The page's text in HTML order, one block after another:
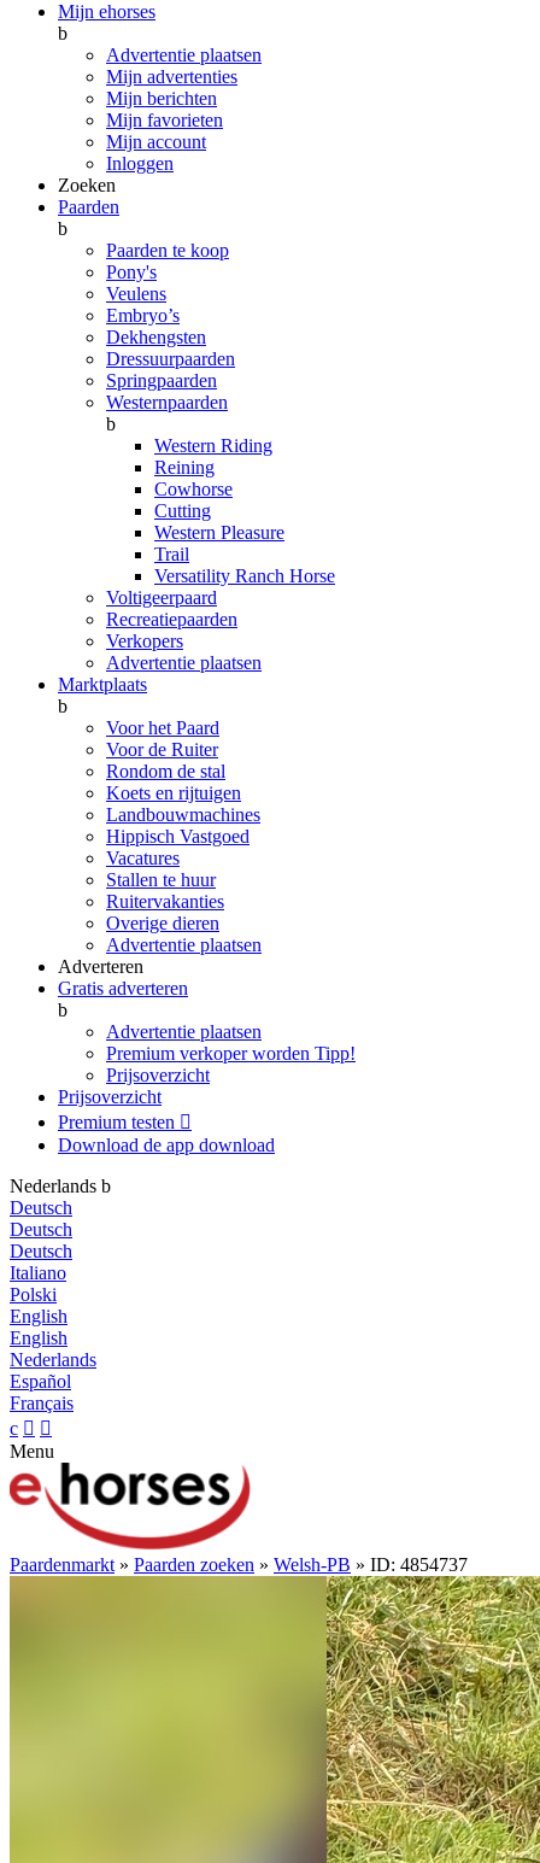
Mijn ehorses
b
Advertentie plaatsen
Mijn advertenties
Mijn berichten
Mijn favorieten
Mijn account
Inloggen
Zoeken
Paarden
b
Paarden te koop
Pony's
Veulens
Embryo’s
Dekhengsten
Dressuurpaarden
Springpaarden
Westernpaarden
b
Western Riding
Reining
Cowhorse
Cutting
Western Pleasure
Trail
Versatility Ranch Horse
Voltigeerpaard
Recreatiepaarden
Verkopers
Advertentie plaatsen
Marktplaats
b
Voor het Paard
Voor de Ruiter
Rondom de stal
Koets en rijtuigen
Landbouwmachines
Hippisch Vastgoed
Vacatures
Stallen te huur
Ruitervakanties
Overige dieren
Advertentie plaatsen
Adverteren
Gratis adverteren
b
Advertentie plaatsen
Premium verkoper worden Tipp!
Prijsoverzicht
Prijsoverzicht
Premium testen 
Download de app download
Nederlands b
Deutsch
Deutsch
Deutsch
Italiano
Polski
English
English
Nederlands
Español
Français
c  
Menu
Paardenmarkt » Paarden zoeken » Welsh-PB » ID: 4854737